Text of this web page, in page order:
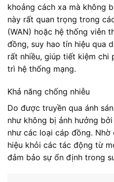
khoảng cách xa mà không
này rất quan trọng trong
(WAN) hoặc hệ thống viễn
đồng, suy hao tín hiệu qua
rất nhiều, giúp tiết kiệm chi
trì hệ thống mạng.
Khả năng chống nhiễu
Do được truyền qua ánh
như không bị ảnh hưởng
như các loại cáp đồng.
hiệu khỏi các tác động từ
đảm bảo sự ổn định trong